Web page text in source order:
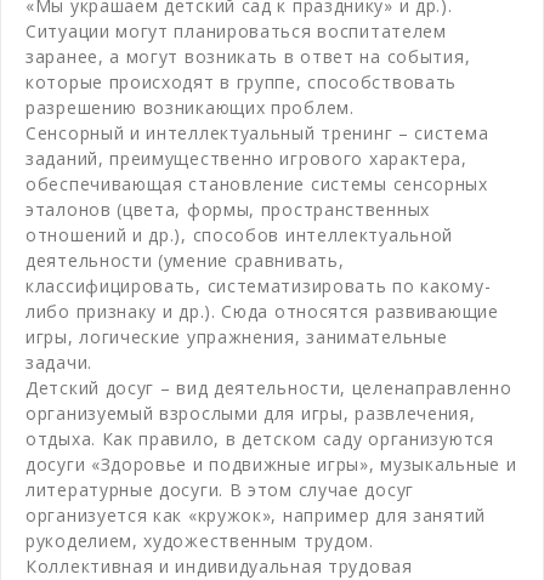
«Мы украшаем детский сад к празднику» и др.).
Ситуации могут планироваться воспитателем
заранее, а могут возникать в ответ на события,
которые происходят в группе, способствовать
разрешению возникающих проблем.
Сенсорный и интеллектуальный тренинг – система
заданий, преимущественно игрового характера,
обеспечивающая становление системы сенсорных
эталонов (цвета, формы, пространственных
отношений и др.), способов интеллектуальной
деятельности (умение сравнивать,
классифицировать, систематизировать по какому-
либо признаку и др.). Сюда относятся развивающие
игры, логические упражнения, занимательные
задачи.
Детский досуг – вид деятельности, целенаправленно
организуемый взрослыми для игры, развлечения,
отдыха. Как правило, в детском саду организуются
досуги «Здоровье и подвижные игры», музыкальные и
литературные досуги. В этом случае досуг
организуется как «кружок», например для занятий
рукоделием, художественным трудом.
Коллективная и индивидуальная трудовая